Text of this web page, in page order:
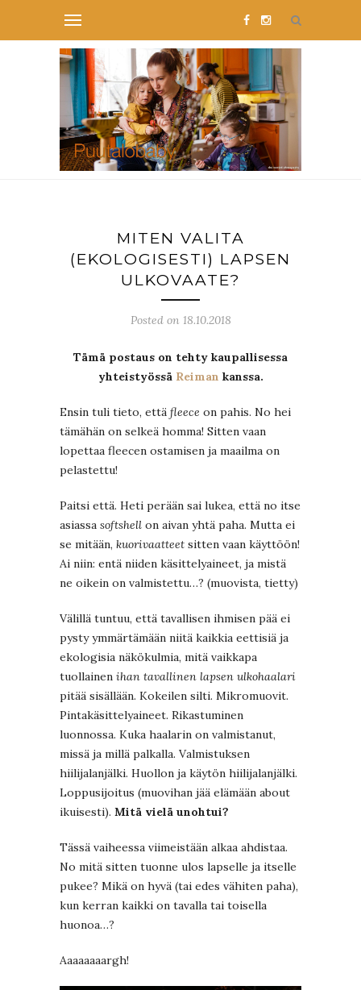
MITEN VALITA
(EKOLOGISESTI) LAPSEN
ULKOVAATE?
Posted on 18.10.2018
Tämä postaus on tehty kaupallisessa
yhteistyössä Reiman kanssa.
Ensin tuli tieto, että fleece on pahis. No hei
tämähän on selkeä homma! Sitten vaan
lopettaa fleecen ostamisen ja maailma on
pelastettu!
Paitsi että. Heti perään sai lukea, että no itse
asiassa softshell on aivan yhtä paha. Mutta ei
se mitään, kuorivaatteet sitten vaan käyttöön!
Ai niin: entä niiden käsittelyaineet, ja mistä
ne oikein on valmistettu…? (muovista, tietty)
Välillä tuntuu, että tavallisen ihmisen pää ei
pysty ymmärtämään niitä kaikkia eettisiä ja
ekologisia näkökulmia, mitä vaikkapa
tuollainen ihan tavallinen lapsen ulkohaalari
pitää sisällään. Kokeilen silti. Mikromuovit.
Pintakäsittelyaineet. Rikastuminen
luonnossa. Kuka haalarin on valmistanut,
missä ja millä palkalla. Valmistuksen
hiilijalanjälki. Huollon ja käytön hiilijalanjälki.
Loppusijoitus (muovihan jää elämään about
ikuisesti). Mitä vielä unohtui?
Tässä vaiheessa viimeistään alkaa ahdistaa.
No mitä sitten tuonne ulos lapselle ja itselle
pukee? Mikä on hyvä (tai edes vähiten paha),
kun kerran kaikki on tavalla tai toisella
huonoa…?
Aaaaaaaargh!